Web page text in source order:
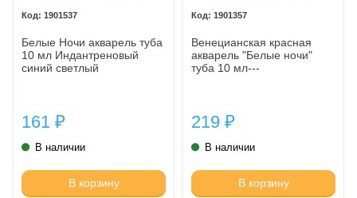
1901537
Белые Ночи акварель туба
10 мл Индантреновый
синий светлый
161 ₽
В наличии
В корзину
1901357
Венецианская красная
акварель "Белые ночи"
туба 10 мл---
219 ₽
В наличии
В корзину